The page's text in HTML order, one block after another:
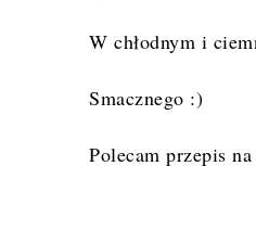
W chłodnym i
Smacznego :)
Polecam przepis na